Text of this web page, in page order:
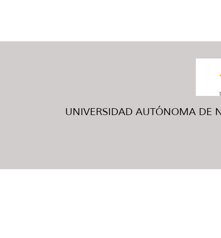
UNIVERSIDAD AUTÓNOMA DE